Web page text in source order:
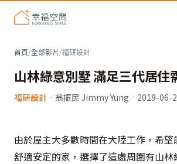
首頁/全部影片/福研設計
山林綠意別墅 滿足三代居住
福研設計 · 翁振民 Jimmy Yung · 2019-06-
由於屋主大多數時間在大陸工作，希
舒適安定的家，選擇了這處周圍有山林